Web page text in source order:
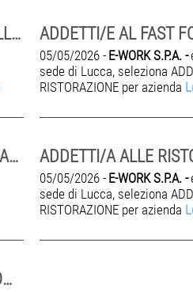
REW MEMBER FAST FOOD | VELLETRI (RM)
AUTISTA DA MOTRICE SANTA PALOMBA
AUTISTA MOTRICE SANTA PALOMBA
ADDETTI/E AL FAST
05/05/2026 - E-WORK S.P.A. -
sede di Lucca, seleziona
RISTORAZIONE per azienda
ADDETTI/A ALLE
05/05/2026 - E-WORK S.P.A. -
sede di Lucca, seleziona
RISTORAZIONE per azienda